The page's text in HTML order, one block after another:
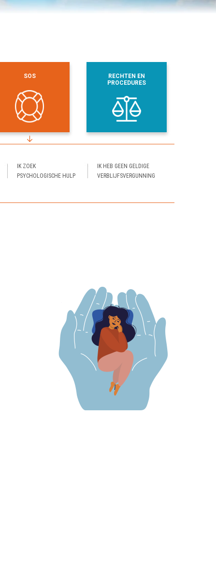
SOS
IK ZOEK
PSYCHOLOGISCHE HULP
IK HEB GEEN GELDIGE
VERBLIJFSVERGUNNING
RECHTEN EN
PROCEDURES